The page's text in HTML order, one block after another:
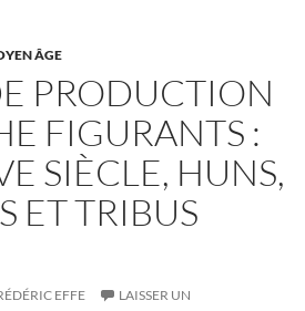
ÂGE
PRODUCTION
FIGURANTS :
SIÈCLE, HUNS,
ET TRIBUS
EFFE
LAISSER UN